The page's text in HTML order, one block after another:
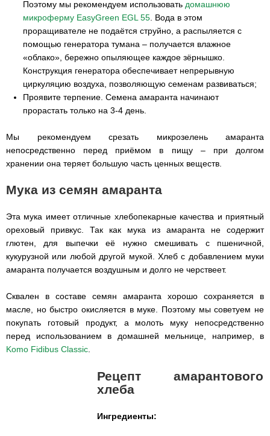
Поэтому мы рекомендуем использовать домашнюю
микроферму EasyGreen EGL 55 . Вода в этом
проращивателе не подаётся струйно, а распыляется с
помощью генератора тумана – получается влажное
«облако», бережно опыляющее каждое зёрнышко.
Конструкция генератора обеспечивает непрерывную
циркуляцию воздуха, позволяющую семенам развиваться;
Проявите терпение. Семена амаранта начинают
прорастать только на 3-4 день.
Мы рекомендуем срезать микрозелень амаранта
непосредственно перед приёмом в пищу – при долгом
хранении она теряет большую часть ценных веществ.
Мука из семян амаранта
Эта мука имеет отличные хлебопекарные качества и приятный
ореховый привкус. Так как мука из амаранта не содержит
глютен, для выпечки её нужно смешивать с пшеничной,
кукурузной или любой другой мукой. Хлеб с добавлением муки
амаранта получается воздушным и долго не черствеет.
Сквален в составе семян амаранта хорошо сохраняется в
масле, но быстро окисляется в муке. Поэтому мы советуем не
покупать готовый продукт, а молоть муку непосредственно
перед использованием в домашней мельнице, например, в
Komo Fidibus Classic
Рецепт амарантового
хлеба
Ингредиенты: